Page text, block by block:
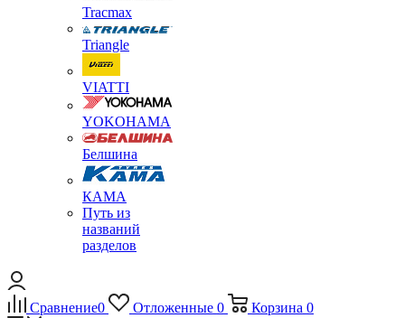
Tracmax
Triangle
VIATTI
YOKOHAMA
Белшина
КАМА
Путь из
названий
разделов
Сравнение0 Отложенные 0 Корзина 0